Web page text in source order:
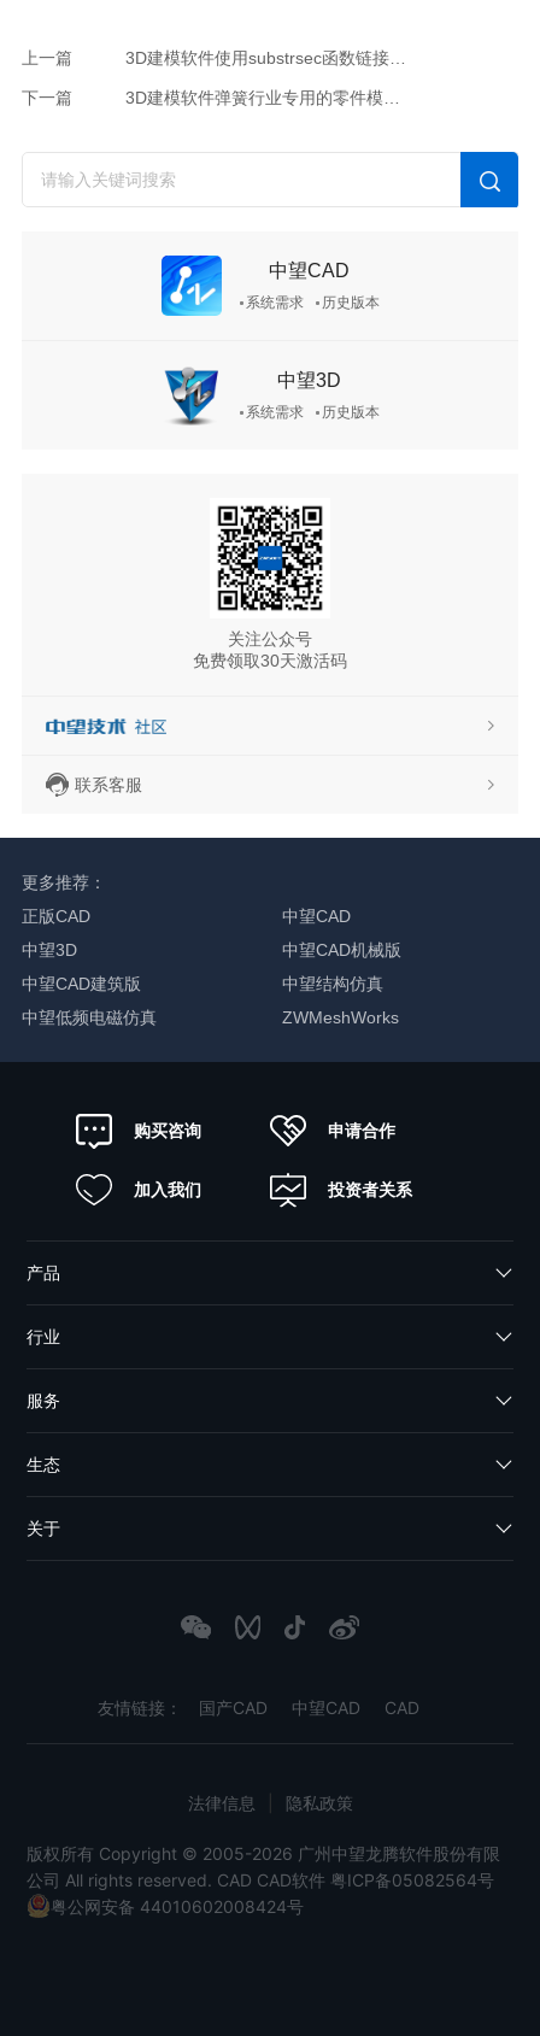
上一篇 3D建模软件使用substrsec函数链接到变量方式实现图号名称分离的方法
下一篇 3D建模软件弹簧行业专用的零件模板与工程图纸模板资源分享
中望CAD
系统需求 历史版本
中望3D
系统需求 历史版本
关注公众号
免费领取30天激活码
联系客服
更多推荐：
正版CAD
中望CAD
中望3D
中望CAD机械版
中望CAD建筑版
中望结构仿真
中望低频电磁仿真
ZWMeshWorks
购买咨询 申请合作
加入我们 投资者关系
产品
行业
服务
生态
关于
友情链接： 国产CAD 中望CAD CAD
版权所有 Copyright © 2005-2026 广州中望龙腾软件股份有限
公司 All rights reserved. CAD CAD软件 粤ICP备05082564号
粤公网安备 44010602008424号
法律信息 隐私政策